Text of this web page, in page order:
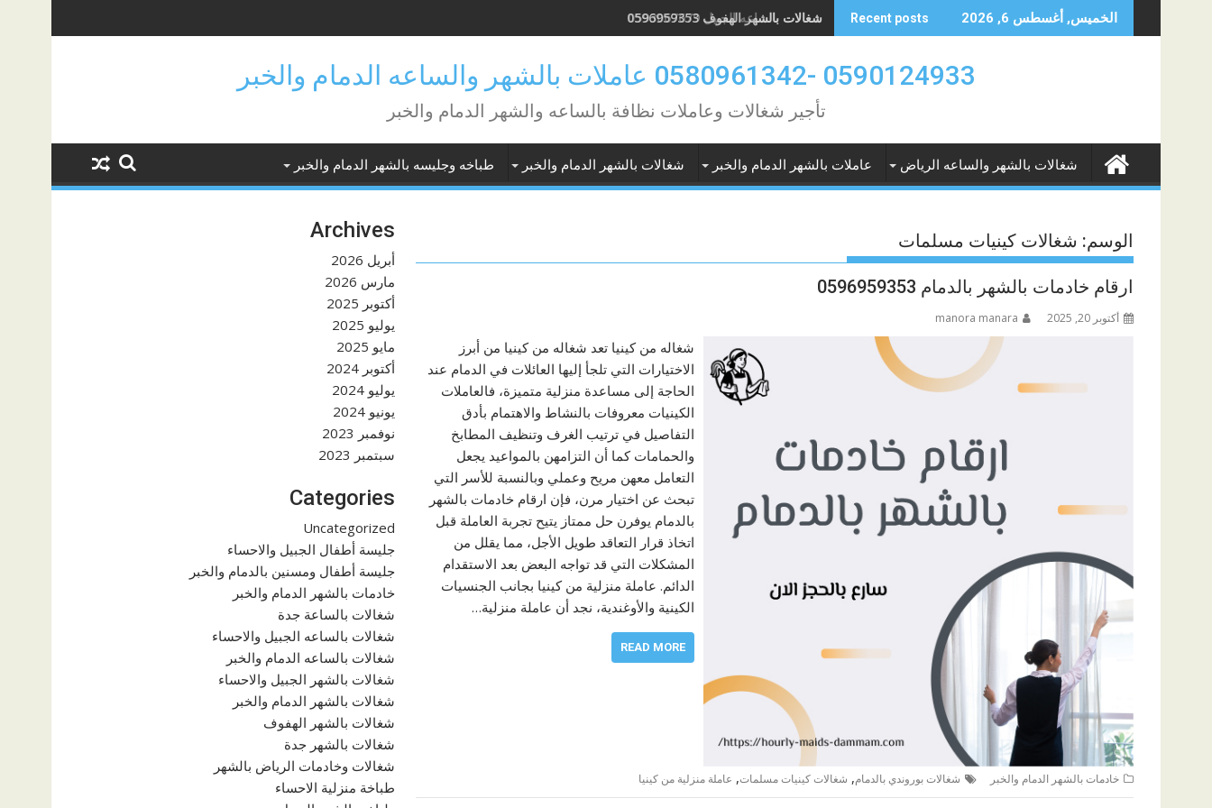
to
الخميس, أغسطس 6, 2026 Recent posts شغالات بالشهر الهفوف 0596959353
شغالات بالساعه الجبيل 0593067679
0590124933 -0580961342 عاملات بالشهر والساعه الدمام والخبر
تأجير شغالات وعاملات نظافة بالساعه والشهر الدمام والخبر
شغالات بالشهر والساعه الرياض عاملات بالشهر الدمام والخبر شغالات بالشهر الدمام والخبر طباخه وجليسه بالشهر الدمام والخبر
الوسم: شغالات كينيات مسلمات
ارقام خادمات بالشهر بالدمام 0596959353
أكتوبر 20, 2025 manora manara
شغاله من كينيا تعد شغاله من كينيا من أبرز
الاختيارات التي تلجأ إليها العائلات في الدمام عند
الحاجة إلى مساعدة منزلية متميزة، فالعاملات
الكينيات معروفات بالنشاط والاهتمام بأدق
التفاصيل في ترتيب الغرف وتنظيف المطابخ
والحمامات كما أن التزامهن بالمواعيد يجعل
التعامل معهن مريح وعملي وبالنسبة للأسر التي
تبحث عن اختيار مرن، فإن ارقام خادمات بالشهر
بالدمام يوفرن حل ممتاز يتيح تجربة العاملة قبل
اتخاذ قرار التعاقد طويل الأجل، مما يقلل من
المشكلات التي قد تواجه البعض بعد الاستقدام
الدائم. عاملة منزلية من كينيا بجانب الجنسيات
الكينية والأوغندية، نجد أن عاملة منزلية…
READ MORE
خادمات بالشهر الدمام والخبر شغالات بوروندي بالدمام, شغالات كينيات مسلمات, عاملة منزلية من كينيا
Archives
أبريل 2026
مارس 2026
أكتوبر 2025
يوليو 2025
مايو 2025
أكتوبر 2024
يوليو 2024
يونيو 2024
نوفمبر 2023
سبتمبر 2023
Categories
Uncategorized
جليسة أطفال الجبيل والاحساء
جليسة أطفال ومسنين بالدمام والخبر
خادمات بالشهر الدمام والخبر
شغالات بالساعة جدة
شغالات بالساعه الجبيل والاحساء
شغالات بالساعه الدمام والخبر
شغالات بالشهر الجبيل والاحساء
شغالات بالشهر الدمام والخبر
شغالات بالشهر الهفوف
شغالات بالشهر جدة
شغالات وخادمات الرياض بالشهر
طباخة منزلية الاحساء